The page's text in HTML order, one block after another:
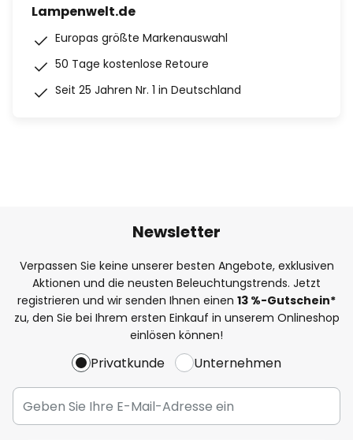
Lampenwelt.de
Europas größte Markenauswahl
50 Tage kostenlose Retoure
Seit 25 Jahren Nr. 1 in Deutschland
Newsletter
Verpassen Sie keine unserer besten Angebote, exklusiven
Aktionen und die neusten Beleuchtungstrends. Jetzt
registrieren und wir senden Ihnen einen 13 %-Gutschein*
zu, den Sie bei Ihrem ersten Einkauf in unserem Onlineshop
einlösen können!
Privatkunde Unternehmen